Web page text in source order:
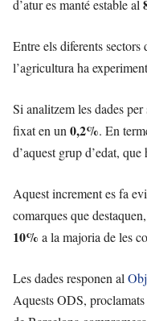
d’atur es manté estable al
Entre els diferents
l’agricultura ha
Si analitzem les dades
fixat en un 0,2%. En
d’aquest grup d’edat, que
Aquest increment es fa
comarques que
10% a la majoria de les
Les dades responen al
Aquests ODS,